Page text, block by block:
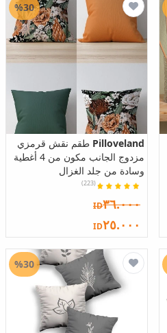
Pilloveland طقم نقش قرمزي
مزدوج الجانب مكون من 4 أغطية
وسادة من جلد الغزال
(223)
ID٣٦.٠٠٠
ID٢٥.٠٠٠
%30
%30